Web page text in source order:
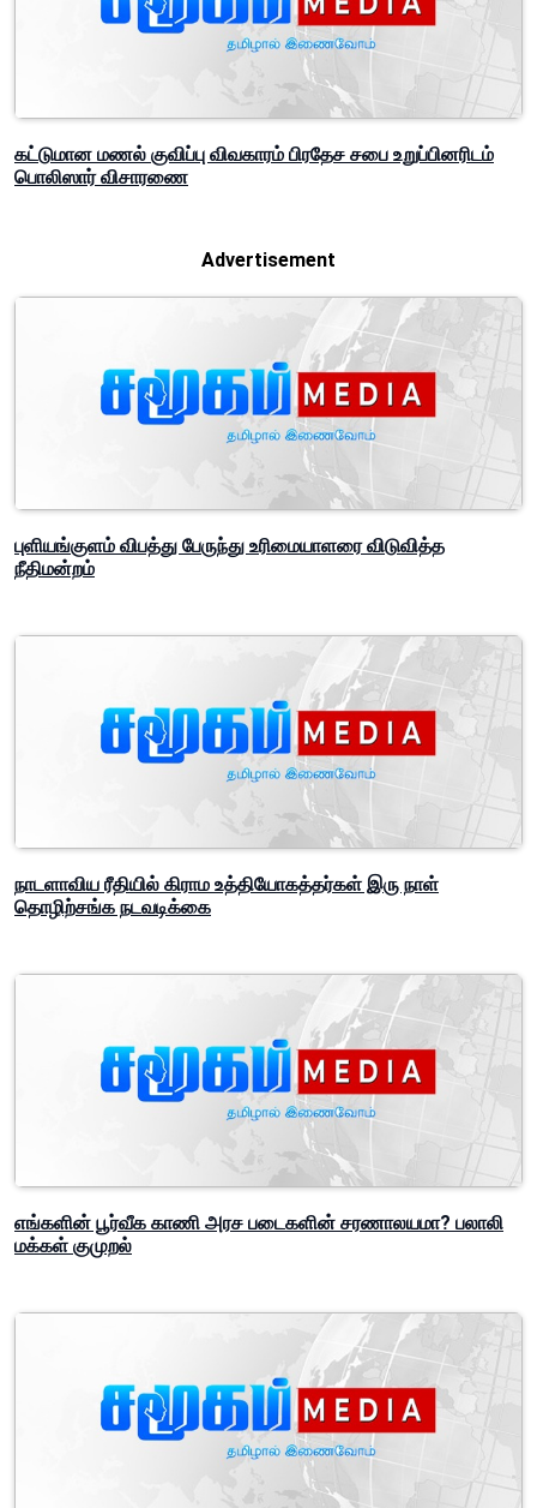
கட்டுமான மணல் குவிப்பு விவகாரம் பிரதேச சபை உறுப்பினரிடம்
பொலிஸார் விசாரணை
Advertisement
புளியங்குளம் விபத்து பேருந்து உரிமையாளரை விடுவித்த
நீதிமன்றம்
நாடளாவிய ரீதியில் கிராம உத்தியோகத்தர்கள் இரு நாள்
தொழிற்சங்க நடவடிக்கை
எங்களின் பூர்வீக காணி அரச படைகளின் சரணாலயமா? பலாலி
மக்கள் குமுறல்